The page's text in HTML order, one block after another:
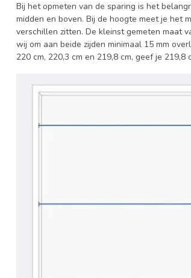
Bij het opmeten van de sparing is het
midden en boven. Bij de hoogte meet je het
verschillen zitten. De kleinst gemeten maat
wij om aan beide zijden minimaal 15 mm
220 cm, 220,3 cm en 219,8 cm, geef je